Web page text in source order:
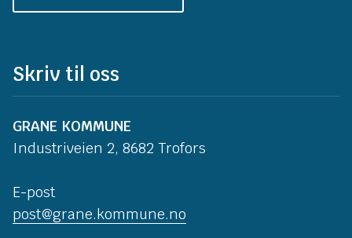
Skriv til oss
GRANE KOMMUNE
Industriveien 2, 8682 Trofors
E-post
post@grane.kommune.no